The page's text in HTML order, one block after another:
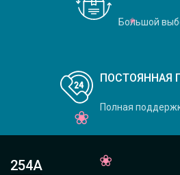
Большой
ПОСТОЯННАЯ
Полная
254А